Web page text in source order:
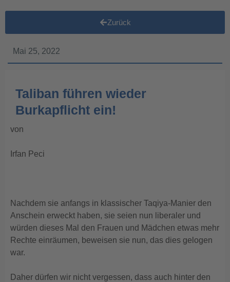
Zurück
Mai 25, 2022
Taliban führen wieder
Burkapflicht ein!
von
Irfan Peci
Nachdem sie anfangs in klassischer Taqiya-Manier den
Anschein erweckt haben, sie seien nun liberaler und
würden dieses Mal den Frauen und Mädchen etwas mehr
Rechte einräumen, beweisen sie nun, das dies gelogen
war.
Daher dürfen wir nicht vergessen, dass auch hinter den